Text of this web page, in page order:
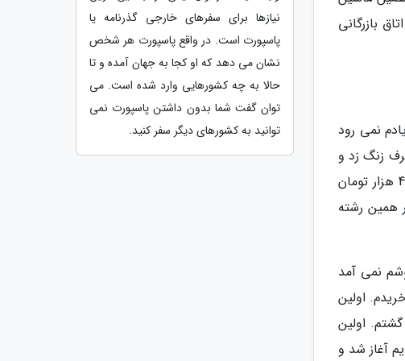
گرفتم تاجر شوم. به اتاق بازرگانی
نمی رود
زنگ زد و
گفت: این باید جای من بنشیند. 25 سال بعد جای او نشستم. 2 سال بعد با قسط و تخفیف حجره ای به مبلغ 4 هزار تومان
سال 1390 صورت گرفته است) در همین رشته
نمی آمد
زیره خریدم. اولین
اولین
آغاز شد و
نیازها برای سفرهای خارجی گذرنامه یا
پاسپورت است. در واقع پاسپورت هر شخص
نشان می دهد که او کجا به جهان آمده و تا
حالا به چه کشورهایی وارد شده است. می
توان گفت شما بدون داشتن پاسپورت نمی
توانید به کشورهای دیگر سفر کنید.